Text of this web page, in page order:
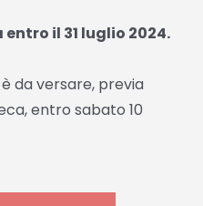
il 31 luglio 2024.
da versare, previa
entro sabato 10